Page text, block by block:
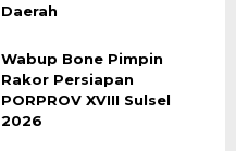
Daerah
Wabup Bone Pimpin
Rakor Persiapan
PORPROV XVIII Sulsel
2026